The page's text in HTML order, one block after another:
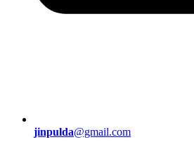
jinpulda@gmail.com